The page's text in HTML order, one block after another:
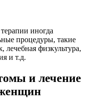
иногда
процедуры, такие
лечебная физкультура,
и т.д.
и лечение